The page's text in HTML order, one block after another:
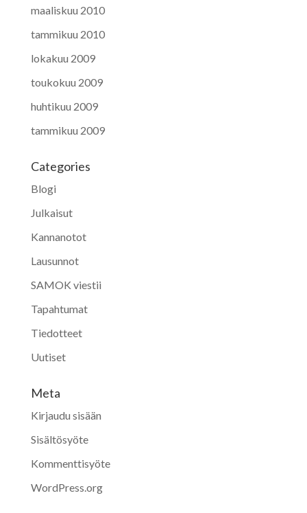
maaliskuu 2010
tammikuu 2010
lokakuu 2009
toukokuu 2009
huhtikuu 2009
tammikuu 2009
Categories
Blogi
Julkaisut
Kannanotot
Lausunnot
SAMOK viestii
Tapahtumat
Tiedotteet
Uutiset
Meta
Kirjaudu sisään
Sisältösyöte
Kommenttisyöte
WordPress.org